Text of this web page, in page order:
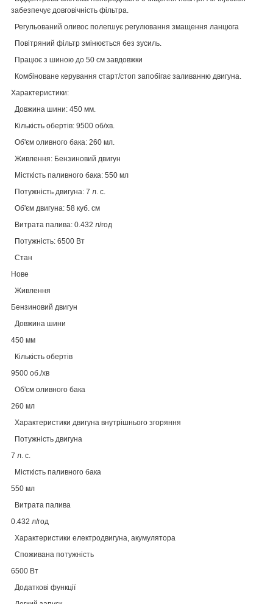
забезпечує довговічність фільтра.
Регульований оливос полегшує регулювання змащення ланцюга
Повітряний фільтр змінюється без зусиль.
Працює з шиною до 50 см завдовжки
Комбіноване керування старт/стоп запобігає заливанню двигуна.
Характеристики:
Довжина шини: 450 мм.
Кількість обертів: 9500 об/хв.
Об'єм оливного бака: 260 мл.
Живлення: Бензиновий двигун
Місткість паливного бака: 550 мл
Потужність двигуна: 7 л. с.
Об'єм двигуна: 58 куб. см
Витрата палива: 0.432 л/год
Потужність: 6500 Вт
Стан
Нове
Живлення
Бензиновий двигун
Довжина шини
450 мм
Кількість обертів
9500 об./хв
Об'єм оливного бака
260 мл
Характеристики двигуна внутрішнього згоряння
Потужність двигуна
7 л. с.
Місткість паливного бака
550 мл
Витрата палива
0.432 л/год
Характеристики електродвигуна, акумулятора
Споживана потужність
6500 Вт
Додаткові функції